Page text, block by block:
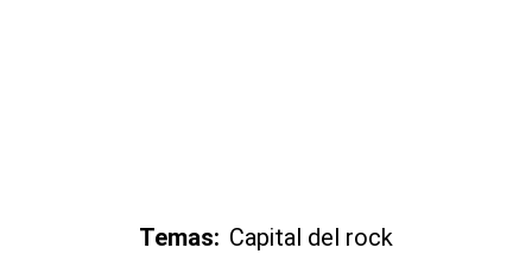
Temas: Capital del rock